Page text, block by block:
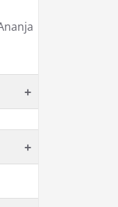
+
+